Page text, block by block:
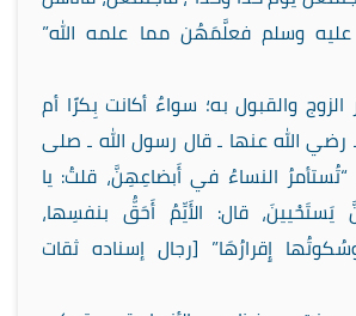
وسلم فعلَّمَهُن مما علمه الله”
الزوج والقبول به؛ سواءٌ أكانت بِكرًا أم
رضي الله عنها ـ قال رسول الله ـ صلى
“تُستأمرُ النساءُ في أَبضاعِهِنَّ، قلتُ: يا
يَستَحْيينَ، قال: الأَيِّمُ أَحَقُّ بنفسِها،
إِقرارُهَا” [رجال إسناده ثقات